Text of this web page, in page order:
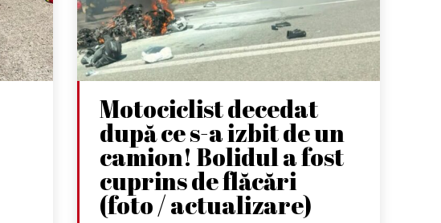
Motociclist decedat
după ce s-a izbit de un
camion! Bolidul a fost
cuprins de flăcări
(foto / actualizare)